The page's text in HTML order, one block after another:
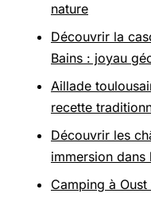
nature
Découvrir la
Bains : joyau
Aillade
recette
Découvrir les
immersion dans
Camping à